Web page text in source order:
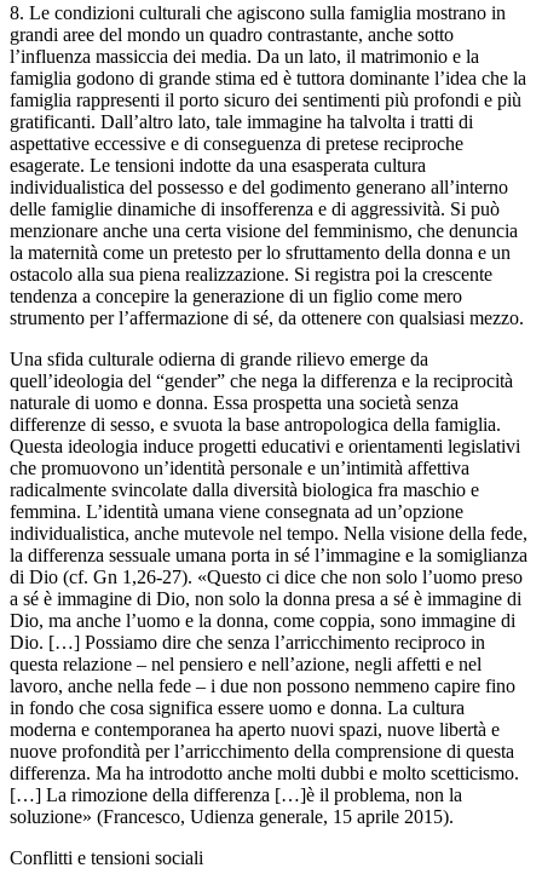
8. Le condizioni culturali che agiscono sulla famiglia mostrano in
grandi aree del mondo un quadro contrastante, anche sotto
l’influenza massiccia dei media. Da un lato, il matrimonio e la
famiglia godono di grande stima ed è tuttora dominante l’idea che la
famiglia rappresenti il porto sicuro dei sentimenti più profondi e più
gratificanti. Dall’altro lato, tale immagine ha talvolta i tratti di
aspettative eccessive e di conseguenza di pretese reciproche
esagerate. Le tensioni indotte da una esasperata cultura
individualistica del possesso e del godimento generano all’interno
delle famiglie dinamiche di insofferenza e di aggressività. Si può
menzionare anche una certa visione del femminismo, che denuncia
la maternità come un pretesto per lo sfruttamento della donna e un
ostacolo alla sua piena realizzazione. Si registra poi la crescente
tendenza a concepire la generazione di un figlio come mero
strumento per l’affermazione di sé, da ottenere con qualsiasi mezzo.
Una sfida culturale odierna di grande rilievo emerge da
quell’ideologia del “gender” che nega la differenza e la reciprocità
naturale di uomo e donna. Essa prospetta una società senza
differenze di sesso, e svuota la base antropologica della famiglia.
Questa ideologia induce progetti educativi e orientamenti legislativi
che promuovono un’identità personale e un’intimità affettiva
radicalmente svincolate dalla diversità biologica fra maschio e
femmina. L’identità umana viene consegnata ad un’opzione
individualistica, anche mutevole nel tempo. Nella visione della fede,
la differenza sessuale umana porta in sé l’immagine e la somiglianza
di Dio (cf. Gn 1,26-27). «Questo ci dice che non solo l’uomo preso
a sé è immagine di Dio, non solo la donna presa a sé è immagine di
Dio, ma anche l’uomo e la donna, come coppia, sono immagine di
Dio. […] Possiamo dire che senza l’arricchimento reciproco in
questa relazione – nel pensiero e nell’azione, negli affetti e nel
lavoro, anche nella fede – i due non possono nemmeno capire fino
in fondo che cosa significa essere uomo e donna. La cultura
moderna e contemporanea ha aperto nuovi spazi, nuove libertà e
nuove profondità per l’arricchimento della comprensione di questa
differenza. Ma ha introdotto anche molti dubbi e molto scetticismo.
[…] La rimozione della differenza […]è il problema, non la
soluzione» (Francesco, Udienza generale, 15 aprile 2015).
Conflitti e tensioni sociali